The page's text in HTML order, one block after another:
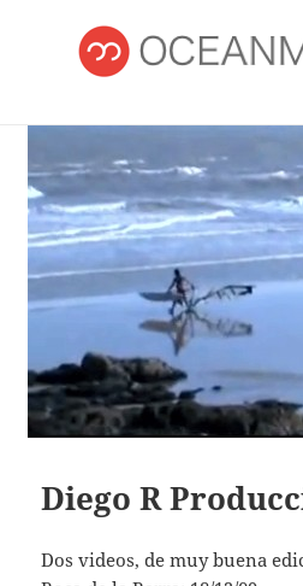
OCEANMIND
Diego R
Dos videos, de muy buena